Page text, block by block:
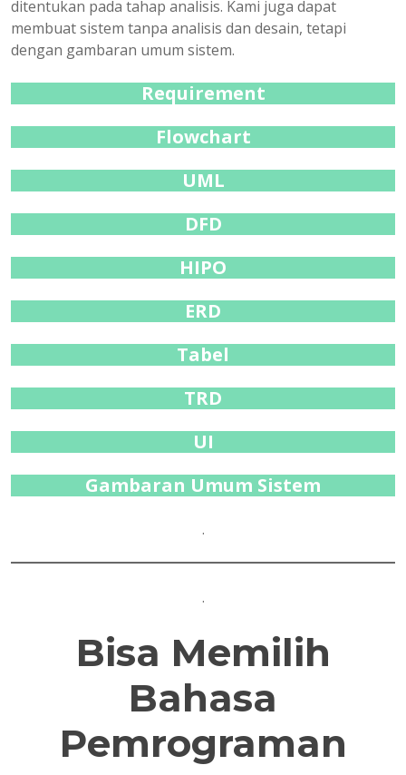
ditentukan pada tahap analisis. Kami juga dapat
membuat sistem tanpa analisis dan desain, tetapi
dengan gambaran umum sistem.
Requirement
Flowchart
UML
DFD
HIPO
ERD
Tabel
TRD
UI
Gambaran Umum Sistem
.
.
Bisa Memilih
Bahasa
Pemrograman